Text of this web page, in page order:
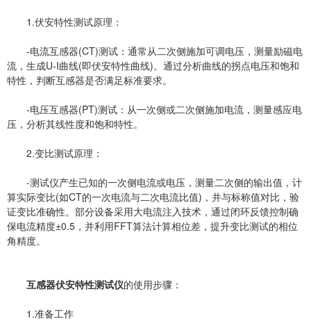
1.伏安特性测试原理：
-电流互感器(CT)测试：通常从二次侧施加可调电压，测量励磁电
流，生成U-I曲线(即伏安特性曲线)。通过分析曲线的拐点电压和饱和
特性，判断互感器是否满足标准要求。
-电压互感器(PT)测试：从一次侧或二次侧施加电流，测量感应电
压，分析其线性度和饱和特性。
2.变比测试原理：
-测试仪产生已知的一次侧电流或电压，测量二次侧的输出值，计
算实际变比(如CT的一次电流与二次电流比值)，并与标称值对比，验
证变比准确性。部分设备采用大电流注入技术，通过闭环反馈控制确
保电流精度±0.5，并利用FFT算法计算相位差，提升变比测试的相位
角精度。
互感器伏安特性测试仪的使用步骤：
1.准备工作